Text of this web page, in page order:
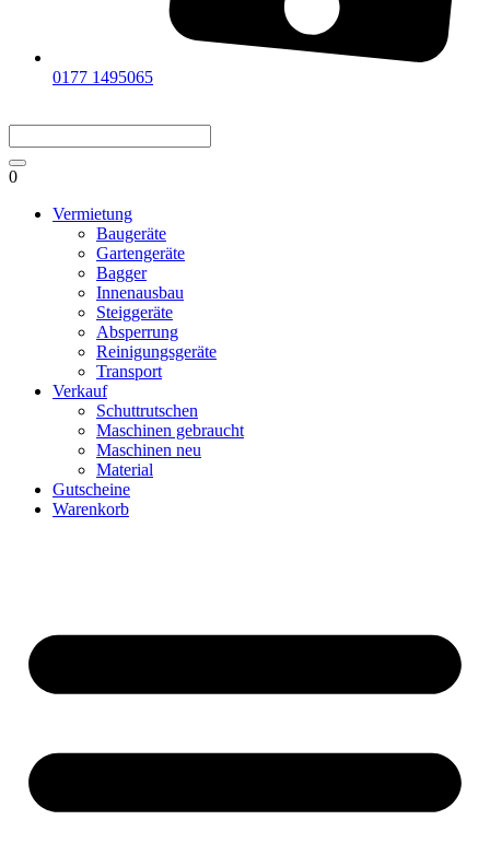
0177 1495065
0
Vermietung
Baugeräte
Gartengeräte
Bagger
Innenausbau
Steiggeräte
Absperrung
Reinigungsgeräte
Transport
Verkauf
Schuttrutschen
Maschinen gebraucht
Maschinen neu
Material
Gutscheine
Warenkorb